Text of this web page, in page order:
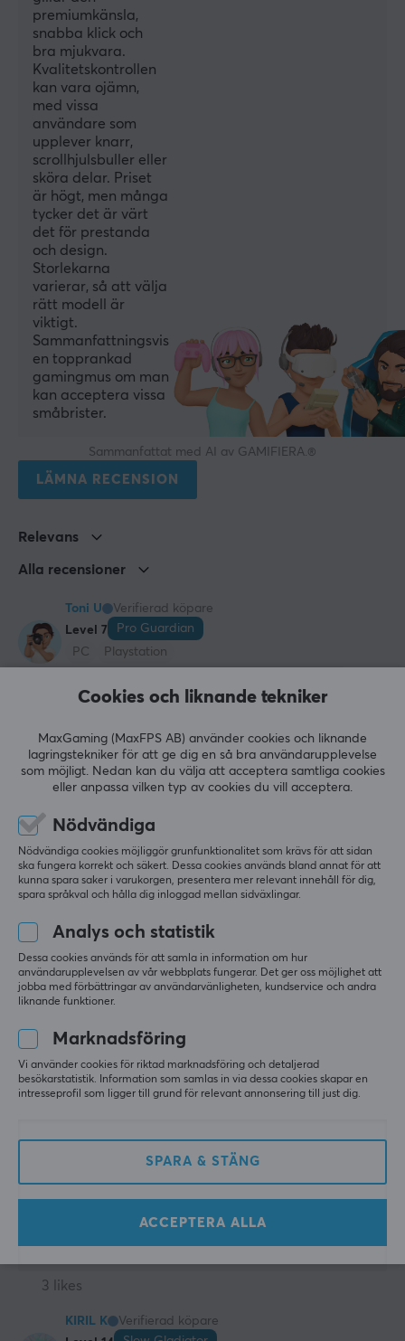
Sensormodell
PixArt PMW3395
Sensor
Optisk
Typ av brytare
Huano Blue Shell Pink Dot
Scrollhjul
Ja
Färg
Lila
Encoder
TTC Gold
Polling Rate
8000 Hz
MCU
Nordic nRF52840
GARANTI
Producentens garanti
MÅTT & VIKT
Kabellängd
1.8 meter
Bredd
121.3 mm
Höjd
37 mm
Vikt
36 g
premiumkänsla,
snabba klick och
bra mjukvara.
Kvalitetskontrollen
kan vara ojämn,
med vissa
användare som
upplever knarr,
scrollhjulsbuller eller
sköra delar. Priset
är högt, men många
tycker det är värt
det för prestanda
och design.
Storlekarna
varierar, så att välja
rätt modell är
viktigt.
Sammanfattningsvis
en topprankad
gamingmus om man
kan acceptera vissa
småbrister.
Sammanfattat med AI av GAMIFIERA.®
LÄMNA RECENSION
Relevans
Alla recensioner
Toni U
Verifierad köpare
Level 7
Pro Guardian
PC
Playstation
Väldigt lätt mus. Inga kvalitetsproblem.
Allt annat
Väldigt hal utan grepp
Mitten på scrollhjulet
Visa original
Finalmouse ULX Competition 8K - Small
0 likes
Cooper G
Verifierad köpare
Level 7
Det tog exakt 2 veckor för musen att anlända, jag
var tvungen att betala 60 dollar i tullavgifter.
Beställde en Classic-storlek och fick en Medium,
scrollhjulet. Jag tror dock att detta är ett
finalmouse-problem och inte ett problem orsakat
av frakten.
3 likes
KIRIL K
Verifierad köpare
Cookies och liknande tekniker
MaxGaming (MaxFPS AB) använder cookies och liknande
lagringstekniker för att ge dig en så bra användarupplevelse
som möjligt. Nedan kan du välja att acceptera samtliga cookies
eller anpassa vilken typ av cookies du vill acceptera.
Nödvändiga
Nödvändiga cookies möjliggör grunfunktionalitet som krävs för att sidan
ska fungera korrekt och säkert. Dessa cookies används bland annat för att
kunna spara saker i varukorgen, presentera mer relevant innehåll för dig,
spara språkval och hålla dig inloggad mellan sidväxlingar.
Analys och statistik
Dessa cookies används för att samla in information om hur
användarupplevelsen av vår webbplats fungerar. Det ger oss möjlighet att
jobba med förbättringar av användarvänligheten, kundservice och andra
liknande funktioner.
Marknadsföring
Vi använder cookies för riktad marknadsföring och detaljerad
besökarstatistik. Information som samlas in via dessa cookies skapar en
intresseprofil som ligger till grund för relevant annonsering till just dig.
SPARA & STÄNG
ACCEPTERA ALLA